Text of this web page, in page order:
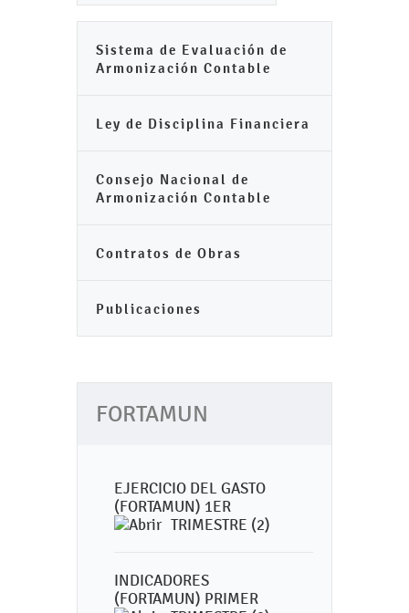
Sistema de Evaluación de
Armonización Contable
Ley de Disciplina Financiera
Consejo Nacional de
Armonización Contable
Contratos de Obras
Publicaciones
FORTAMUN
EJERCICIO DEL GASTO
(FORTAMUN) 1ER
TRIMESTRE (2)
INDICADORES
(FORTAMUN) PRIMER